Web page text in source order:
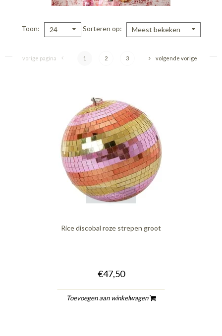
Toon 24 Sorteren op Meest bekeken
vorige pagina 1 2 3 volgende vorige
quickshop
Rice discobal roze strepen groot
€47,50
Toevoegen aan winkelwagen